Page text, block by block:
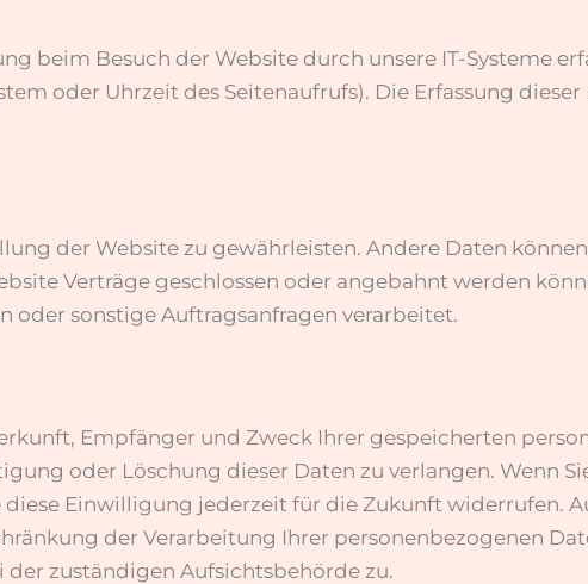
beim Besuch der Website durch unsere IT-Systeme
oder Uhrzeit des Seitenaufrufs). Die Erfassung
der Website zu gewährleisten. Andere Daten
Verträge geschlossen oder angebahnt werden
oder sonstige Auftragsanfragen verarbeitet.
Empfänger und Zweck Ihrer gespeicherten
oder Löschung dieser Daten zu verlangen. Wenn
Einwilligung jederzeit für die Zukunft widerrufen.
der Verarbeitung Ihrer personenbezogenen
zuständigen Aufsichtsbehörde zu.